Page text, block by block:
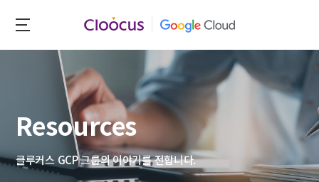
main
루
커
스
Resources
클루커스 GCP 그룹의 이야기를 전합니다.